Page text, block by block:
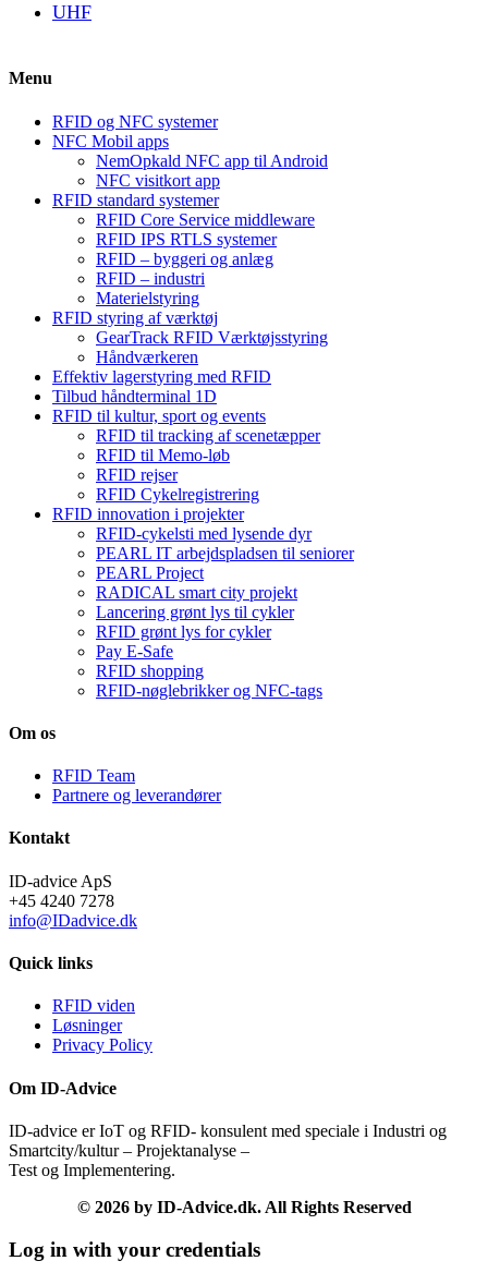
UHF
Menu
RFID og NFC systemer
NFC Mobil apps
NemOpkald NFC app til Android
NFC visitkort app
RFID standard systemer
RFID Core Service middleware
RFID IPS RTLS systemer
RFID – byggeri og anlæg
RFID – industri
Materielstyring
RFID styring af værktøj
GearTrack RFID Værktøjsstyring
Håndværkeren
Effektiv lagerstyring med RFID
Tilbud håndterminal 1D
RFID til kultur, sport og events
RFID til tracking af scenetæpper
RFID til Memo-løb
RFID rejser
RFID Cykelregistrering
RFID innovation i projekter
RFID-cykelsti med lysende dyr
PEARL IT arbejdspladsen til seniorer
PEARL Project
RADICAL smart city projekt
Lancering grønt lys til cykler
RFID grønt lys for cykler
Pay E-Safe
RFID shopping
RFID-nøglebrikker og NFC-tags
Om os
RFID Team
Partnere og leverandører
Kontakt
ID-advice ApS
+45 4240 7278
info@IDadvice.dk
Quick links
RFID viden
Løsninger
Privacy Policy
Om ID-Advice
ID-advice er IoT og RFID- konsulent med speciale i Industri og
Smartcity/kultur – Projektanalyse –
Test og Implementering.
© 2026 by ID-Advice.dk. All Rights Reserved
Log in with your credentials